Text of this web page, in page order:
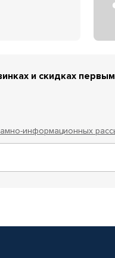
и скидках
информационных